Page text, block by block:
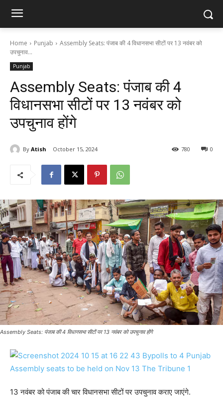
Home Punjab
Assembly Seats: पंजाब की 4 विधानसभा सीटों पर 13 नवंबर को
उपचुनाव...
Punjab
Assembly Seats: पंजाब की 4
विधानसभा सीटों पर 13 नवंबर को
उपचुनाव होंगे
By Atish October 15, 2024 0
780
Assembly Seats: पंजाब की 4 विधानसभा सीटों पर 13 नवंबर को उपचुनाव होंगे
13 नवंबर को पंजाब की चार विधानसभा सीटों पर उपचुनाव कराए जाएंगे.